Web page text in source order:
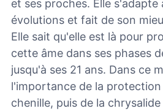
et ses proches. Elle s'adapte
évolutions et fait de son
Elle sait qu'elle est là pour
cette âme dans ses phases
jusqu'à ses 21 ans. Dans ce
l'importance de la protection
chenille, puis de la